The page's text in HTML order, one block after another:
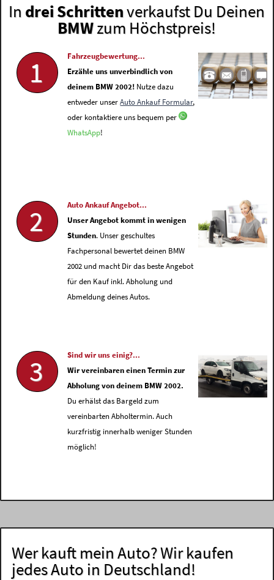
In drei Schrittenverkaufst Du Deinen
BMWzum Höchstpreis!
1
Fahrzeugbewertung...
Erzähle uns unverbindlich von
deinem BMW 2002! Nutze dazu
entweder unserAuto Ankauf Formular,
oder kontaktiere uns bequem per
WhatsApp!
2
Auto Ankauf Angebot...
Unser Angebot kommt in wenigen
Stunden. Unser geschultes
Fachpersonal bewertet deinen BMW
2002 und macht Dir das beste Angebot
für den Kauf inkl. Abholung und
Abmeldung deines Autos.
3
Sind wir uns einig?...
Wir vereinbaren einen Termin zur
Abholung von deinem BMW 2002.
Du erhälst das Bargeld zum
vereinbarten Abholtermin. Auch
kurzfristig innerhalb weniger Stunden
möglich!
Wer kauft mein Auto? Wir kaufen
jedes Auto in Deutschland!